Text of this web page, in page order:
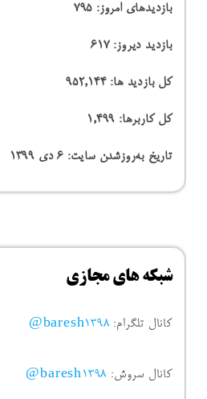
بازدیدهای امروز: 795
بازدید دیروز:617
کل بازدید ها:952,144
کل کاربرها: 1,499
تاریخ به‌روزشدن سایت:۶ دی ۱۳۹۹
شبکه های مجازی
کانال تلگرام: baresh1398@
کانال سروش: baresh1398@